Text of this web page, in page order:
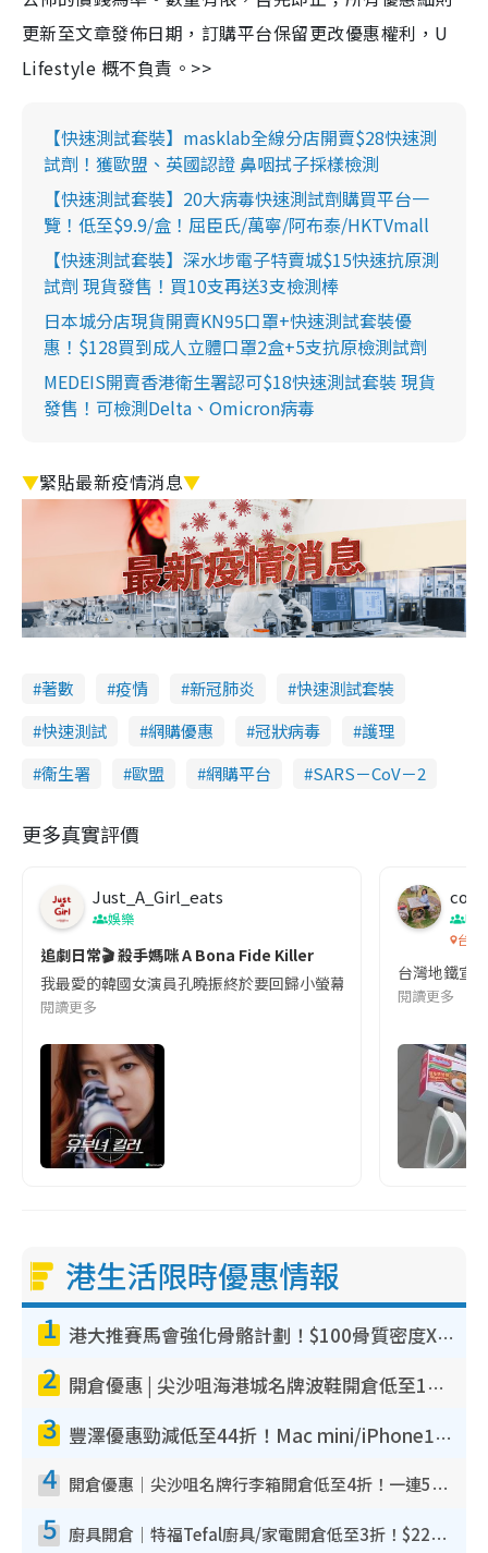
更新至文章發佈日期，訂購平台保留更改優惠權利，U
Lifestyle 概不負責。>>
【快速測試套裝】masklab全線分店開賣$28快速測
試劑！獲歐盟、英國認證 鼻咽拭子採樣檢測
【快速測試套裝】20大病毒快速測試劑購買平台一
覽！低至$9.9/盒！屈臣氏/萬寧/阿布泰/HKTVmall
【快速測試套裝】深水埗電子特賣城$15快速抗原測
試劑 現貨發售！買10支再送3支檢測棒
日本城分店現貨開賣KN95口罩+快速測試套裝優
惠！$128買到成人立體口罩2盒+5支抗原檢測試劑
MEDEIS開賣香港衛生署認可$18快速測試套裝 現貨
發售！可檢測Delta、Omicron病毒
▼緊貼最新疫情消息▼
著數 疫情 新冠肺炎
快速測試套裝
快速測試
網購優惠 冠狀病毒
護理
衞生署
歐盟 網購平台 SARS－CoV－2
更多真實評價
Just_A_Girl_eats
娛樂
追劇日常🎬 殺手媽咪 A Bona Fide Killer
我最愛的韓國女演員孔曉振終於要回歸小螢幕啦!這次的劇本改編
閱讀更多
co
吹
台灣
台灣地鐵宣
閱讀更多
港生活限時優惠情報
1 港大推賽馬會強化骨骼計劃！$100骨質密度X光檢查 完成免費運動訓練送超市禮券！附參加資格
2 開倉優惠 | 尖沙咀海港城名牌波鞋開倉低至1折！On鞋$899起／Joy&Peace鞋履$98起
3 豐澤優惠勁減低至44折！Mac mini/iPhone17Pro大減價！廚房家電$220起
4 開倉優惠｜尖沙咀名牌行李箱開倉低至4折！一連5日 American Tourister/ace./Hallmark $200起！
5 廚具開倉｜特福Tefal廚具/家電開倉低至3折！$220起買平底鍋/炒鑊/湯煲！電飯煲/吸塵機/燙斗$418起